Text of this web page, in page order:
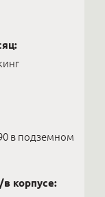
в подземном
корпусе: